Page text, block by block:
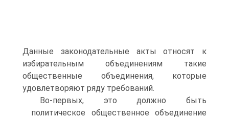
Данные законодательные акты относят к
избирательным объединениям такие
общественные объединения, которые
удовлетворяют ряду требований.
Во-первых, это должно быть
политическое общественное объединение